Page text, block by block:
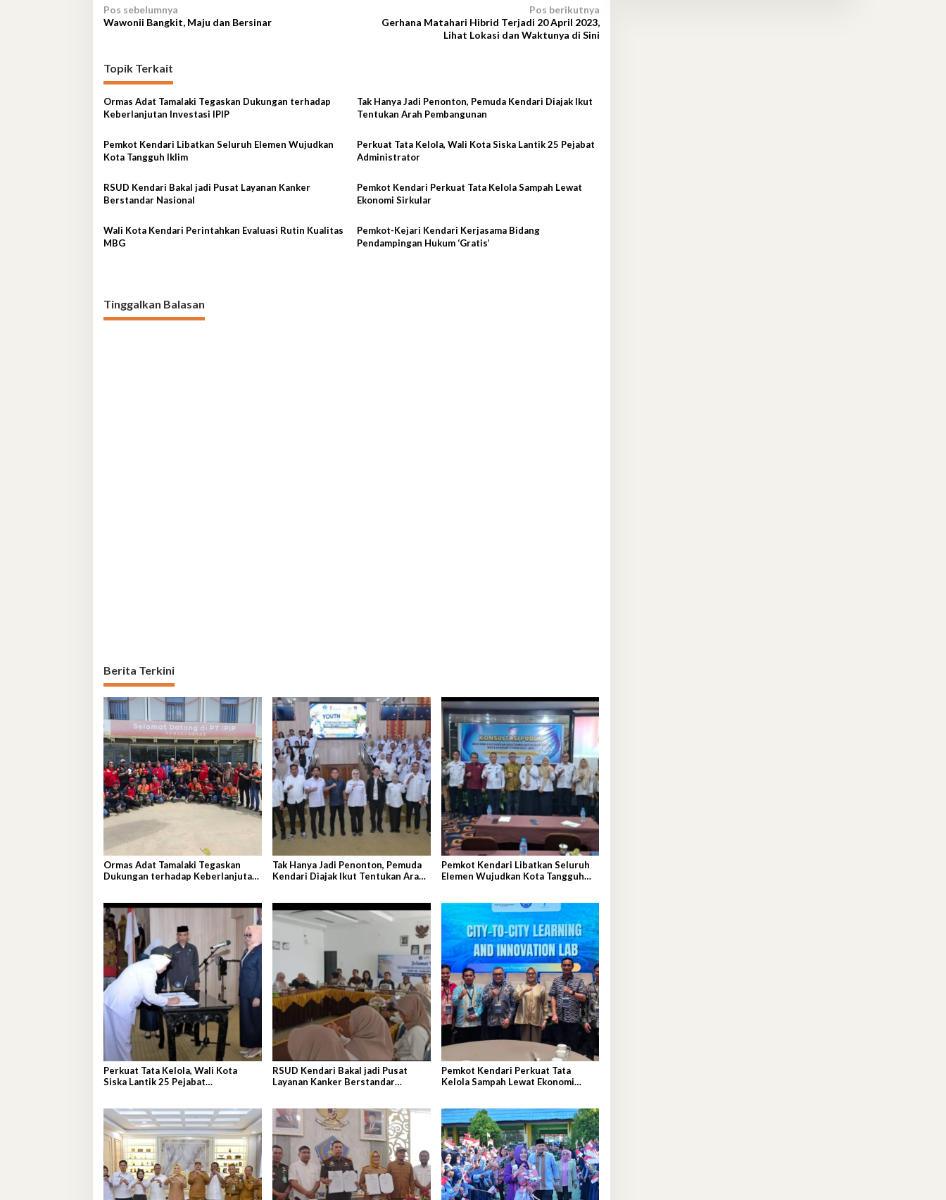
Navigasi
pos
Pos sebelumnya
Wawonii Bangkit, Maju dan Bersinar
Pos berikutnya
Gerhana Matahari Hibrid Terjadi 20 April 2023,
Lihat Lokasi dan Waktunya di Sini
Topik Terkait
Ormas Adat Tamalaki Tegaskan Dukungan terhadap
Keberlanjutan Investasi IPIP
Tak Hanya Jadi Penonton, Pemuda Kendari Diajak Ikut
Tentukan Arah Pembangunan
Pemkot Kendari Libatkan Seluruh Elemen Wujudkan
Kota Tangguh Iklim
Perkuat Tata Kelola, Wali Kota Siska Lantik 25 Pejabat
Administrator
RSUD Kendari Bakal jadi Pusat Layanan Kanker
Berstandar Nasional
Pemkot Kendari Perkuat Tata Kelola Sampah Lewat
Ekonomi Sirkular
Wali Kota Kendari Perintahkan Evaluasi Rutin Kualitas
MBG
Pemkot-Kejari Kendari Kerjasama Bidang
Pendampingan Hukum ‘Gratis’
Tinggalkan Balasan
Berita Terkini
Ormas Adat Tamalaki Tegaskan
Dukungan terhadap Keberlanjutan
Tak Hanya Jadi Penonton, Pemuda
Kendari Diajak Ikut Tentukan Arah
Pemkot Kendari Libatkan Seluruh
Elemen Wujudkan Kota Tangguh
Perkuat Tata Kelola, Wali Kota
Siska Lantik 25 Pejabat
RSUD Kendari Bakal jadi Pusat
Layanan Kanker Berstandar
Pemkot Kendari Perkuat Tata
Kelola Sampah Lewat Ekonomi